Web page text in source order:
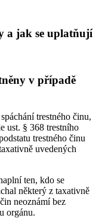
a jak se uplatňují
v případě
trestného činu,
ust. § 368 trestního
trestného činu
uvedených
ten, kdo se
některý z taxativně
neoznámí bez
orgánu.